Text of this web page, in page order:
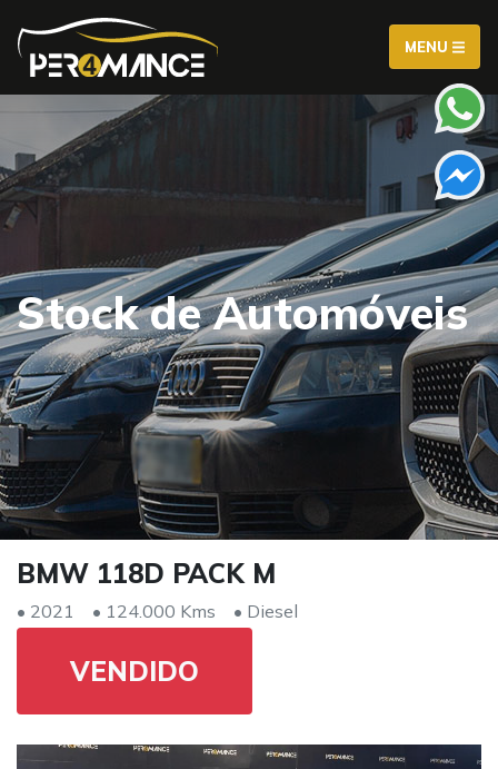
MENU
Stock de Automóveis
BMW 118D PACK M
• 2021 • 124.000 Kms • Diesel
VENDIDO